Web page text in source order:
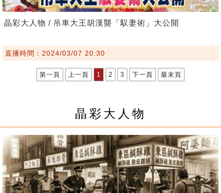
晶彩大人物 / 吊車大王胡漢龑「馭妻術」大公開
直播時間：2024/03/07 20:30
第一頁 上一頁 1 2 3 下一頁 最末頁
晶彩大人物